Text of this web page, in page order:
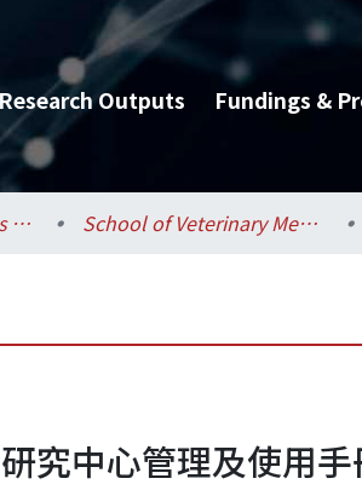
Research Outputs Fundings &
College of Bioresources and Agriculture / 生物資源暨農學院 School of Veterinary Medicine / 獸醫專業學院
究中心管理及使用手